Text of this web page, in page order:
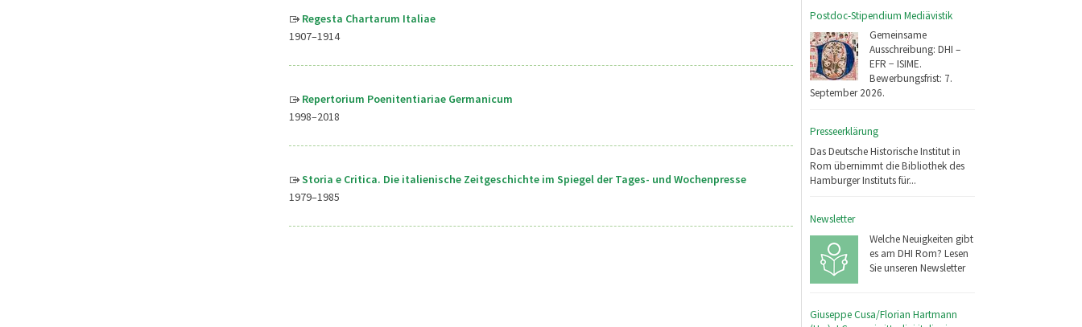
Postdoc-Stipendium Mediävistik
Gemeinsame
Ausschreibung: DHI –
EFR − ISIME.
Bewerbungsfrist: 7.
September 2026.
Presseerklärung
Das Deutsche Historische Institut in
Rom übernimmt die Bibliothek des
Hamburger Instituts für...
Newsletter
Welche Neuigkeiten gibt
es am DHI Rom? Lesen
Sie unseren Newsletter
Giuseppe Cusa/Florian Hartmann
Regesta Chartarum Italiae
1907–1914
Repertorium Poenitentiariae Germanicum
1998–2018
Storia e Critica. Die italienische Zeitgeschichte im Spiegel der Tages- und Wochenpresse
1979–1985